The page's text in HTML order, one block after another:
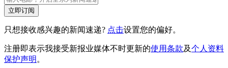
立即订阅
只想接收感兴趣的新闻速递? 点击设置您的偏好。
注册即表示我接受新报业媒体不时更新的使用条款及个人资料
保护声明 。